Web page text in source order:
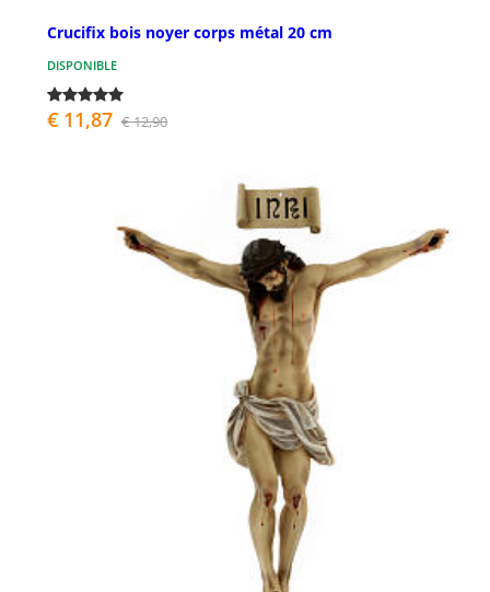
Crucifix bois noyer corps métal 20 cm
DISPONIBLE
€ 11,87 € 12,90